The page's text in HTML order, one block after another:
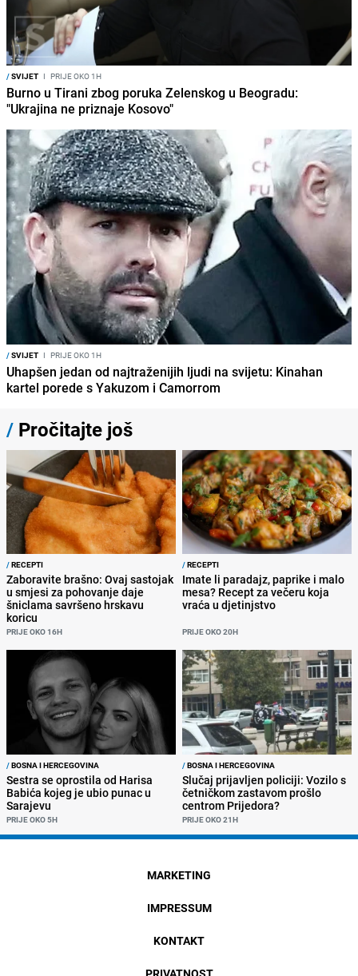
/SVIJET I PRIJE OKO 1H
Burno u Tirani zbog poruka Zelenskog u Beogradu:
"Ukrajina ne priznaje Kosovo"
/SVIJET I PRIJE OKO 1H
Uhapšen jedan od najtraženijih ljudi na svijetu: Kinahan
kartel porede s Yakuzom i Camorrom
/ Pročitajte još
/RECEPTI
Zaboravite brašno: Ovaj sastojak
u smjesi za pohovanje daje
šniclama savršeno hrskavu
koricu
PRIJE OKO 16H
/RECEPTI
Imate li paradajz, paprike i malo
mesa? Recept za večeru koja
vraća u djetinjstvo
PRIJE OKO 20H
/BOSNA I HERCEGOVINA
Sestra se oprostila od Harisa
Babića kojeg je ubio punac u
Sarajevu
PRIJE OKO 5H
/BOSNA I HERCEGOVINA
Slučaj prijavljen policiji: Vozilo s
četničkom zastavom prošlo
centrom Prijedora?
PRIJE OKO 21H
MARKETING
IMPRESSUM
KONTAKT